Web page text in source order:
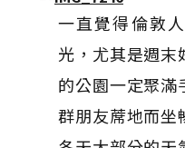
一直覺得倫敦
光，尤其是週末
的公園一定聚滿
群朋友蓆地而坐